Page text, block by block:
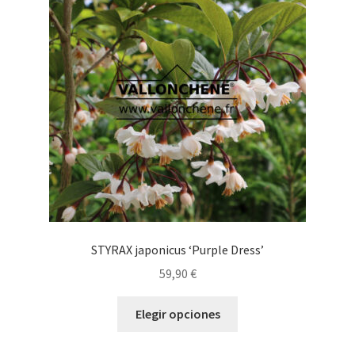
se
pueden
elegir
en
la
página
de
producto
STYRAX japonicus ‘Purple Dress’
59,90 €
Elegir opciones